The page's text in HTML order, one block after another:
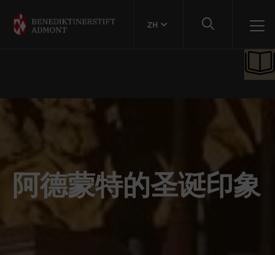
ZH
阿德蒙特的圣诞印象